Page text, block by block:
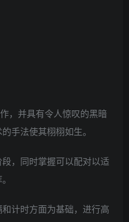
，并具有令人惊叹的黑暗
手法使其栩栩如生。
，同时掌握可以配对以适
计时方面为基础，进行高